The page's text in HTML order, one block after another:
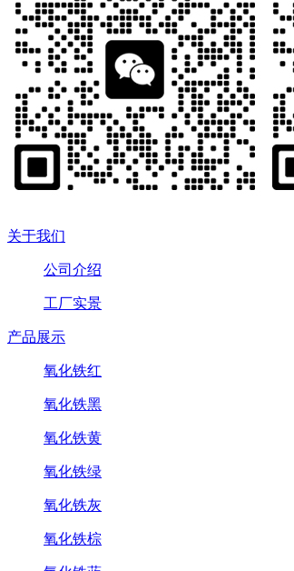
关于我们
公司介绍
工厂实景
产品展示
氧化铁红
氧化铁黑
氧化铁黄
氧化铁绿
氧化铁灰
氧化铁棕